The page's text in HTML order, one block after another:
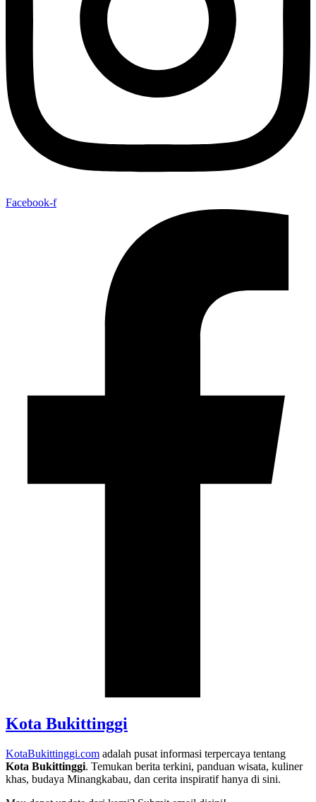
Facebook-f
Kota Bukittinggi
KotaBukittinggi.com adalah pusat informasi terpercaya tentang
Kota Bukittinggi. Temukan berita terkini, panduan wisata, kuliner
khas, budaya Minangkabau, dan cerita inspiratif hanya di sini.